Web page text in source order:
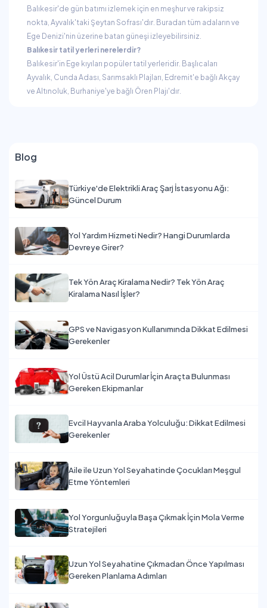
Balıkesir'de gün batımı izlemek için en meşhur ve rakipsiz
nokta, Ayvalık'taki Şeytan Sofrası'dır. Buradan tüm adaların ve
Ege Denizi'nin üzerine batan güneşi izleyebilirsiniz.
Balıkesir tatil yerleri nerelerdir?
Balıkesir'in Ege kıyıları popüler tatil yerleridir. Başlıcaları
Ayvalık, Cunda Adası, Sarımsaklı Plajları, Edremit'e bağlı Akçay
ve Altınoluk, Burhaniye'ye bağlı Ören Plajı'dır.
Blog
Türkiye'de Elektrikli Araç Şarj İstasyonu Ağı:
Güncel Durum
Yol Yardım Hizmeti Nedir? Hangi Durumlarda
Devreye Girer?
Tek Yön Araç Kiralama Nedir? Tek Yön Araç
Kiralama Nasıl İşler?
GPS ve Navigasyon Kullanımında Dikkat Edilmesi
Gerekenler
Yol Üstü Acil Durumlar İçin Araçta Bulunması
Gereken Ekipmanlar
Evcil Hayvanla Araba Yolculuğu: Dikkat Edilmesi
Gerekenler
Aile ile Uzun Yol Seyahatinde Çocukları Meşgul
Etme Yöntemleri
Yol Yorgunluğuyla Başa Çıkmak İçin Mola Verme
Stratejileri
Uzun Yol Seyahatine Çıkmadan Önce Yapılması
Gereken Planlama Adımları